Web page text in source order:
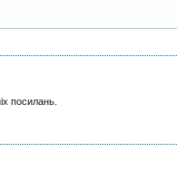
посилань.